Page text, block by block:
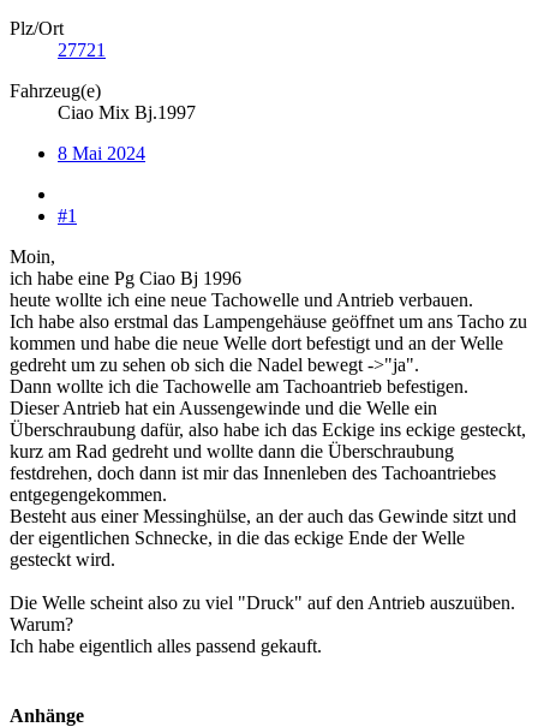
Plz/Ort
27721
Fahrzeug(e)
Ciao Mix Bj.1997
8 Mai 2024
#1
Moin,
ich habe eine Pg Ciao Bj 1996
heute wollte ich eine neue Tachowelle und Antrieb verbauen.
Ich habe also erstmal das Lampengehäuse geöffnet um ans Tacho zu
kommen und habe die neue Welle dort befestigt und an der Welle
gedreht um zu sehen ob sich die Nadel bewegt ->"ja".
Dann wollte ich die Tachowelle am Tachoantrieb befestigen.
Dieser Antrieb hat ein Aussengewinde und die Welle ein
Überschraubung dafür, also habe ich das Eckige ins eckige gesteckt,
kurz am Rad gedreht und wollte dann die Überschraubung
festdrehen, doch dann ist mir das Innenleben des Tachoantriebes
entgegengekommen.
Besteht aus einer Messinghülse, an der auch das Gewinde sitzt und
der eigentlichen Schnecke, in die das eckige Ende der Welle
gesteckt wird.
Die Welle scheint also zu viel "Druck" auf den Antrieb auszuüben.
Warum?
Ich habe eigentlich alles passend gekauft.
Anhänge